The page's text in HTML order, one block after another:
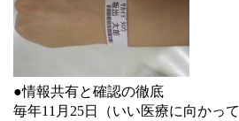
●情報共有と確認の徹底
毎年11月25日（いい医療に向かっ